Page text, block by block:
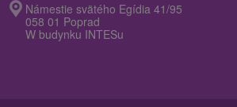
Námestie svätého Egídia 41/95
058 01 Poprad
W budynku INTESu